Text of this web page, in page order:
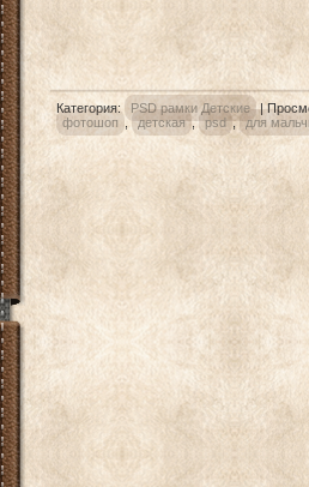
Категория: PSD рамки Детские |
фотошоп , детская , psd , для